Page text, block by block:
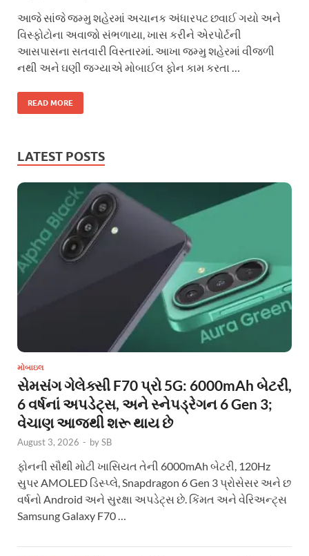
આજે સાંજે જમ્મુ શહેરમાં અચાનક અંધારપટ છવાઈ ગયો અને
વિસ્ફોટોના અવાજો સંભળાયા, ખાસ કરીને એરપોર્ટની
આસપાસના સતવારી વિસ્તારમાં. આખા જમ્મુ શહેરમાં વીજળી
નથી અને ઘણી જગ્યાએ મોબાઈલ ફોન કામ કરતા …
READ MORE
LATEST POSTS
મોબાઇલ
સેમસંગ ગેલેક્સી F70 પ્રો 5G: 6000mAh બેટરી,
6 વર્ષનાં અપડેટ્સ, અને સ્નેપડ્રેગન 6 Gen 3;
વેચાણ આજથી શરૂ થાય છે
August 3, 2026 - bySB
ફોનની સૌથી મોટી ખાસિયત તેની 6000mAh બેટરી, 120Hz
સુપર AMOLED ડિસ્પ્લે, Snapdragon 6 Gen 3 પ્રોસેસર અને છ
વર્ષનો Android અને સુરક્ષા અપડેટ્સ છે. કિંમત અને વેરિઅન્ટ્સ
Samsung Galaxy F70 …